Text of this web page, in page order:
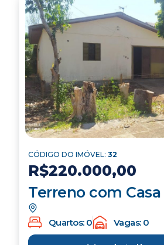
CÓDIGO DO IMÓVEL: 32
R$220.000,00
Terreno com Casa
Quartos: 0 Vagas: 0